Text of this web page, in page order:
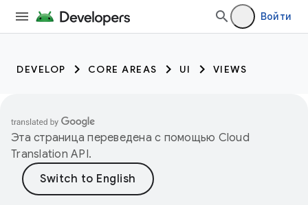
Войти
DEVELOP CORE AREAS UI VIEWS
Эта страница переведена с помощью Cloud
Translation API.